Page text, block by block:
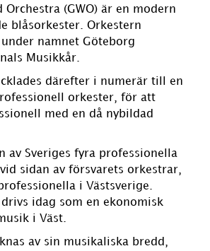
Orchestra (GWO) är en modern
blåsorkester. Orkestern
namnet Göteborg
Musikkår.
därefter i numerär till en
orkester, för att
med en då nybildad
av Sveriges fyra professionella
sidan av försvarets orkestrar,
i Västsverige.
idag som en ekonomisk
i Väst.
av sin musikaliska bredd,